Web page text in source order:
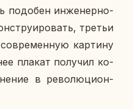
по­до­бен ин­же­нер­но­
третьи
кар­ти­ну
плакат по­лу­чил ко­
в ре­во­лю­ци­он­